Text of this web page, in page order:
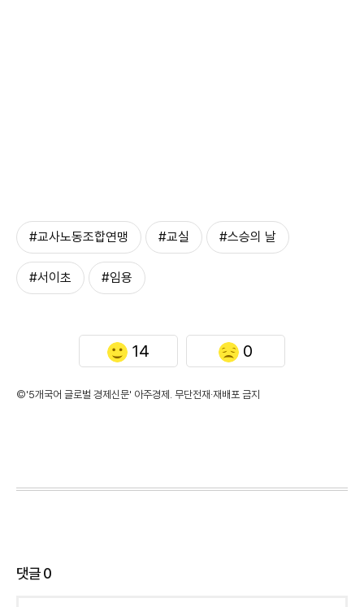
#교사노동조합연맹 #교실 #스승의 날
#서이초 #임용
14 0
©'5개국어 글로벌 경제신문' 아주경제. 무단전재·재배포 금지
댓글0